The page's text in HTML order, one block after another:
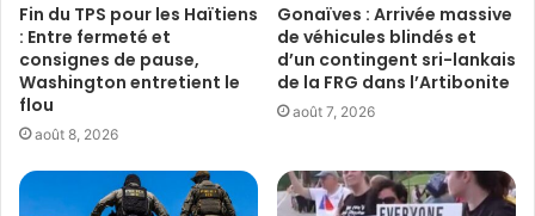
Fin du TPS pour les Haïtiens
: Entre fermeté et
consignes de pause,
Washington entretient le
flou
août 8, 2026
Gonaïves : Arrivée massive
de véhicules blindés et
d’un contingent sri-lankais
de la FRG dans l’Artibonite
août 7, 2026